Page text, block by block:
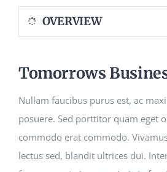
OVERVIEW
Tomorrows
Nullam faucibus purus est, ac
posuere. Sed porttitor quam eget
commodo erat commodo.
lectus sed, blandit ultrices dui.